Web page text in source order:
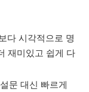
다 시각적으로 명
재미있고 쉽게 다
문 대신 빠르게